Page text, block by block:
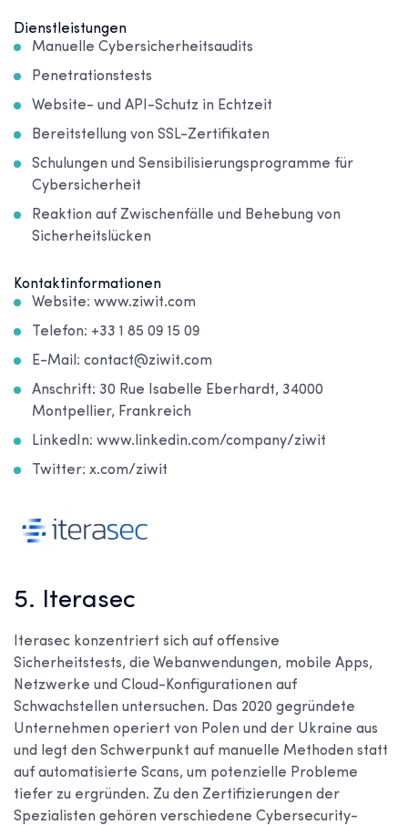
Dienstleistungen
Manuelle Cybersicherheitsaudits
Penetrationstests
Website- und API-Schutz in Echtzeit
Bereitstellung von SSL-Zertifikaten
Schulungen und Sensibilisierungsprogramme für
Cybersicherheit
Reaktion auf Zwischenfälle und Behebung von
Sicherheitslücken
Kontaktinformationen
Website: www.ziwit.com
Telefon: +33 1 85 09 15 09
E-Mail: contact@ziwit.com
Anschrift: 30 Rue Isabelle Eberhardt, 34000
Montpellier, Frankreich
LinkedIn: www.linkedin.com/company/ziwit
Twitter: x.com/ziwit
5. Iterasec
Iterasec konzentriert sich auf offensive
Sicherheitstests, die Webanwendungen, mobile Apps,
Netzwerke und Cloud-Konfigurationen auf
Schwachstellen untersuchen. Das 2020 gegründete
Unternehmen operiert von Polen und der Ukraine aus
und legt den Schwerpunkt auf manuelle Methoden statt
auf automatisierte Scans, um potenzielle Probleme
tiefer zu ergründen. Zu den Zertifizierungen der
Spezialisten gehören verschiedene Cybersecurity-